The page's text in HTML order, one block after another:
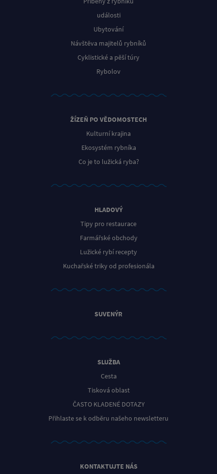
události
Ubytování
Návštěva majitelů rybníků
Cyklistické a pěší túry
Rybolov
ŽÍZEŇ PO VĚDOMOSTECH
Kulturní krajina
Ekosystém rybníka
Co je to lužická ryba?
HLADOVÝ
Tipy pro restaurace
Farmářské obchody
Lužické rybí recepty
Kuchařské triky od profesionála
SUVENÝR
SLUŽBA
Cesta
Tisková oblast
ČASTO KLADENÉ DOTAZY
Přihlaste se k odběru našeho newsletteru
KONTAKTUJTE NÁS